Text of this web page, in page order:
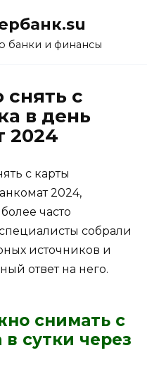
банки и финансы
с
в день
2024
с карты
2024,
часто
собрали
источников и
ответ на него.
снимать с
сутки через